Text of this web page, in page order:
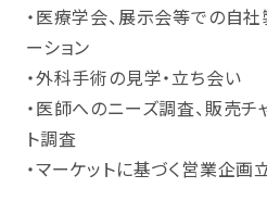
・医療学会、展示会等での自
ーション
・外科手術の見学・立ち会い
・医師へのニーズ調査、販売
ト調査
・マーケットに基づく営業企画